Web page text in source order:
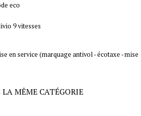
eco
9 vitesses
en service (marquage antivol - écotaxe - mise
LA MÊME CATÉGORIE